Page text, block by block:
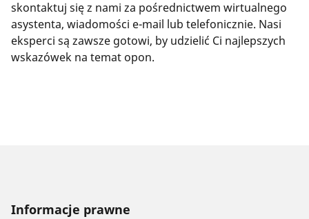
skontaktuj się z nami za pośrednictwem wirtualnego
asystenta, wiadomości e-mail lub telefonicznie. Nasi
eksperci są zawsze gotowi, by udzielić Ci najlepszych
wskazówek na temat opon.
Informacje prawne